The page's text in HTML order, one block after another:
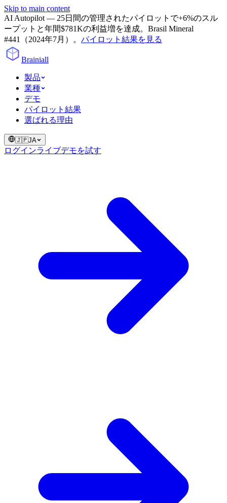
Skip to main content
AI Autopilot — 25日間の管理されたパイロットで+6%のスル
ープットと年間$781Kの利益増を達成。Brasil Mineral
#441（2024年7月）。 パイロット結果を見る
Brainiall
製品
業種
デモ
パイロット結果
選ばれる理由
🇯🇵JA
ログインライブデモを試す